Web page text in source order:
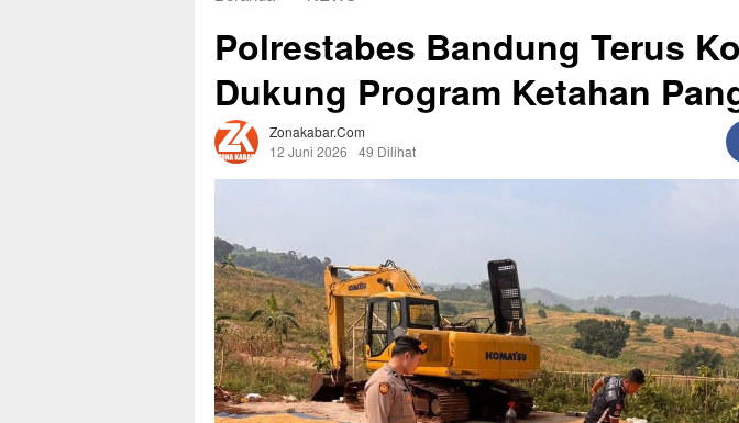
Polrestabes Bandung Terus
Dukung Program Ketahan
Zonakabar.com
12 Juni 2026
49 Dilihat